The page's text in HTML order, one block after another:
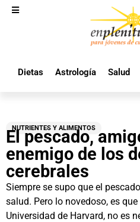
Dietas Astrología Salud
NUTRIENTES Y ALIMENTOS
El pescado,
enemigo de los
cerebrales
Siempre se supo que el
salud. Pero lo novedoso, es
Universidad de Harvard, no es